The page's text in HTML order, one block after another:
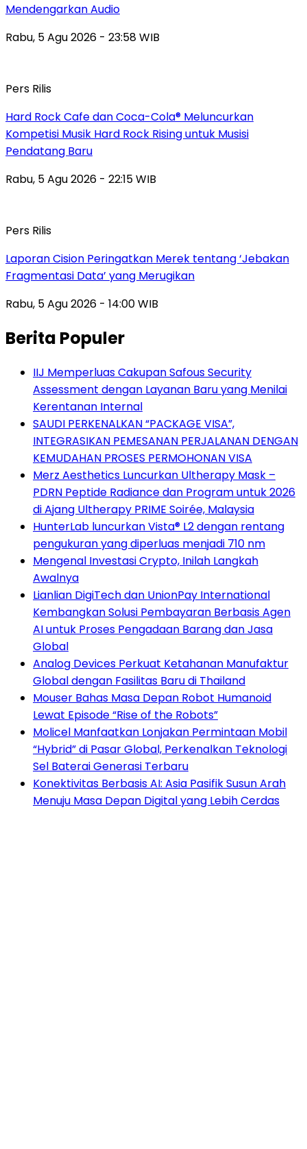
Mendengarkan Audio
Rabu, 5 Agu 2026 - 23:58 WIB
Pers Rilis
Hard Rock Cafe dan Coca-Cola® Meluncurkan
Kompetisi Musik Hard Rock Rising untuk Musisi
Pendatang Baru
Rabu, 5 Agu 2026 - 22:15 WIB
Pers Rilis
Laporan Cision Peringatkan Merek tentang ‘Jebakan
Fragmentasi Data’ yang Merugikan
Rabu, 5 Agu 2026 - 14:00 WIB
Berita Populer
IIJ Memperluas Cakupan Safous Security
Assessment dengan Layanan Baru yang Menilai
Kerentanan Internal
SAUDI PERKENALKAN “PACKAGE VISA”,
INTEGRASIKAN PEMESANAN PERJALANAN DENGAN
KEMUDAHAN PROSES PERMOHONAN VISA
Merz Aesthetics Luncurkan Ultherapy Mask –
PDRN Peptide Radiance dan Program untuk 2026
di Ajang Ultherapy PRIME Soirée, Malaysia
HunterLab luncurkan Vista® L2 dengan rentang
pengukuran yang diperluas menjadi 710 nm
Mengenal Investasi Crypto, Inilah Langkah
Awalnya
Lianlian DigiTech dan UnionPay International
Kembangkan Solusi Pembayaran Berbasis Agen
AI untuk Proses Pengadaan Barang dan Jasa
Global
Analog Devices Perkuat Ketahanan Manufaktur
Global dengan Fasilitas Baru di Thailand
Mouser Bahas Masa Depan Robot Humanoid
Lewat Episode “Rise of the Robots”
Molicel Manfaatkan Lonjakan Permintaan Mobil
“Hybrid” di Pasar Global, Perkenalkan Teknologi
Sel Baterai Generasi Terbaru
Konektivitas Berbasis AI: Asia Pasifik Susun Arah
Menuju Masa Depan Digital yang Lebih Cerdas